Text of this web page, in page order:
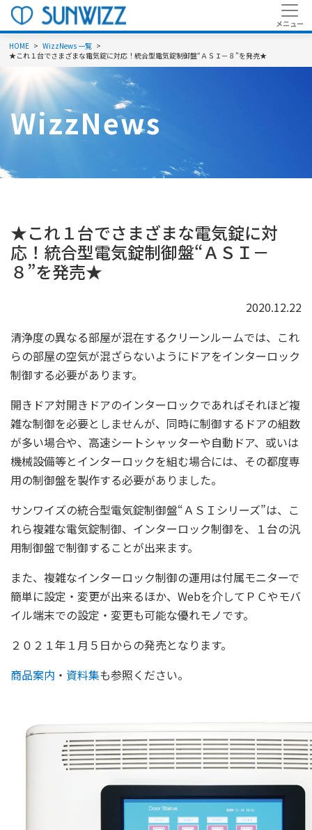
HOME
WizzNews 一覧
★これ１台でさまざまな電気錠に対応！統合型電気錠制御盤“ＡＳＩ－８”を発売★
WizzNews
★これ１台でさまざまな電気錠に対
応！統合型電気錠制御盤“ＡＳＩ－
８”を発売★
2020.12.22
清浄度の異なる部屋が混在するクリーンルームでは、これ
らの部屋の空気が混ざらないようにドアをインターロック
制御する必要があります。
開きドア対開きドアのインターロックであればそれほど複
雑な制御を必要としませんが、同時に制御するドアの組数
が多い場合や、高速シートシャッターや自動ドア、或いは
機械設備等とインターロックを組む場合には、その都度専
用の制御盤を製作する必要がありました。
サンワイズの統合型電気錠制御盤“ＡＳＩシリーズ”は、こ
れら複雑な電気錠制御、インターロック制御を、１台の汎
用制御盤で制御することが出来ます。
また、複雑なインターロック制御の運用は付属モニターで
簡単に設定・変更が出来るほか、Webを介してＰＣやモバ
イル端末での設定・変更も可能な優れモノです。
２０２１年１月５日からの発売となります。
商品案内 ・ 資料集も参照ください。